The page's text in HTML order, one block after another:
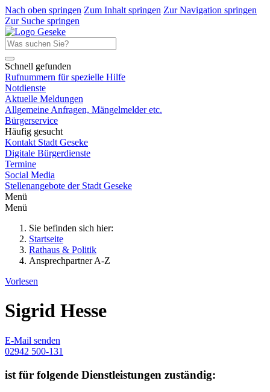
Nach oben springen Zum Inhalt springen Zur Navigation springen
Zur Suche springen
Schnell gefunden
Rufnummern für spezielle Hilfe
Notdienste
Aktuelle Meldungen
Allgemeine Anfragen, Mängelmelder etc.
Bürgerservice
Häufig gesucht
Kontakt Stadt Geseke
Digitale Bürgerdienste
Termine
Social Media
Stellenangebote der Stadt Geseke
Menü
Menü
Sie befinden sich hier:
Startseite
Rathaus & Politik
Ansprechpartner A-Z
Vorlesen
Sigrid Hesse
E-Mail senden
02942 500-131
ist für folgende Dienstleistungen zuständig: